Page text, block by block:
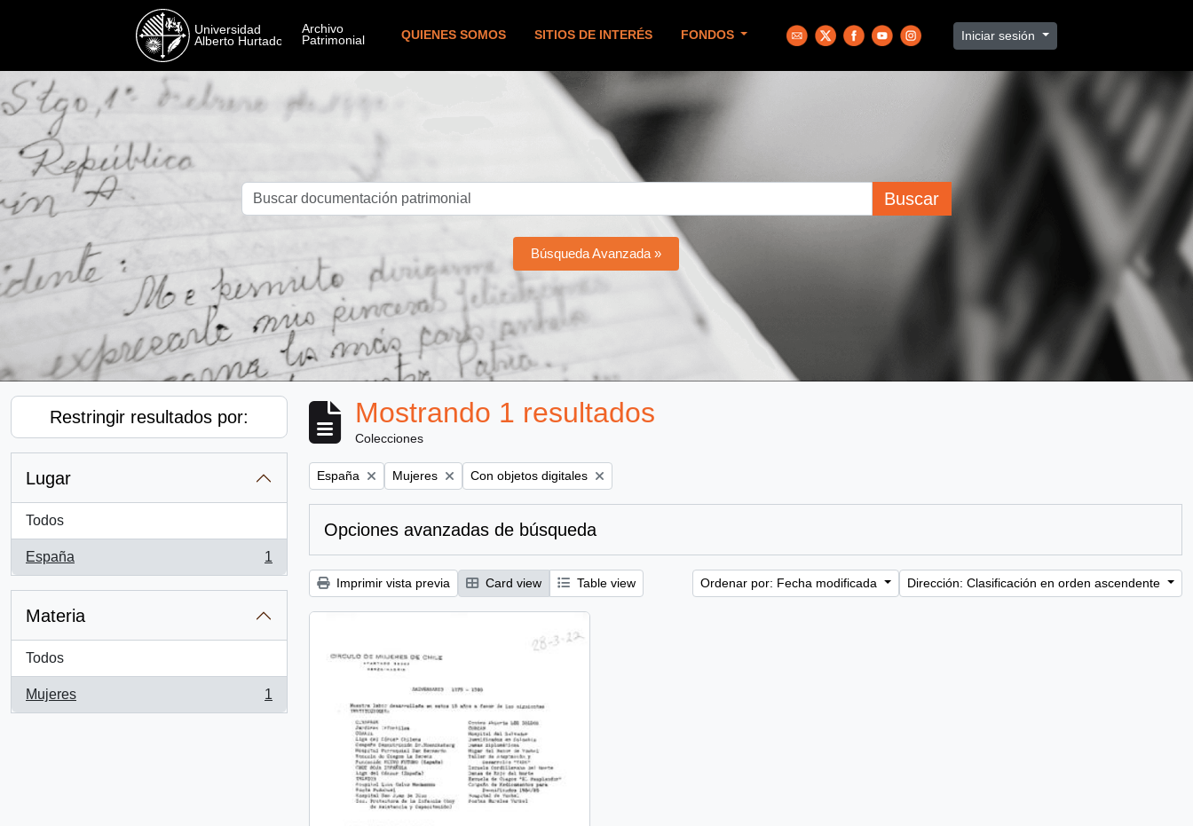
QUIENES SOMOS SITIOS DE INTERÉS FONDOS Iniciar sesión
Buscar
Búsqueda Avanzada »
Restringir resultados por:
Lugar
Todos
España
, 1 resultados
1
Materia
Todos
Mujeres
, 1 resultados
1
Mostrando 1 resultados
Colecciones
Remove filter:
España Remove filter:
Mujeres Remove filter:
Con objetos digitales
Opciones avanzadas de búsqueda
Imprimir vista previa Card view Table view Ordenar por: Fecha modificada Dirección: Clasificación en orden ascendente